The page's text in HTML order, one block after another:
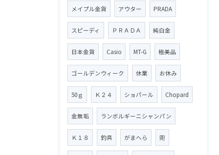
メイプル金貨 アウター PRADA
スピーディ ＰＲＡＤＡ 純白金
日本金貨 Casio MT-G 極美品
ゴールデンウィーク 休業 お休み
50ｇ Ｋ２４ ショパール Chopard
金無垢 ランボルギーニシャンパン
Ｋ１８ 釣具 がまへら 兜